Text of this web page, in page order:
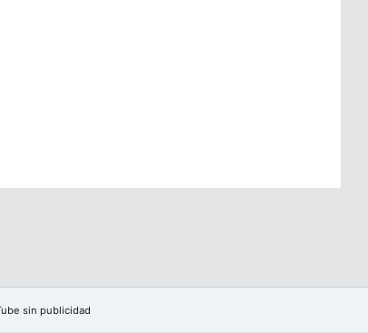
sin publicidad